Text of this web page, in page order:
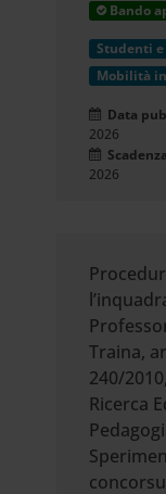
Bando
Studenti
Mobilità
Data
2026
2026
Traina,
240/
Ricerca